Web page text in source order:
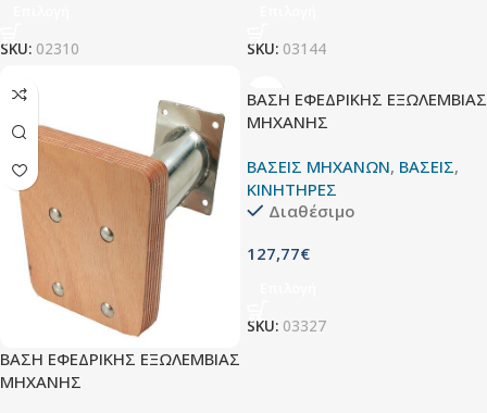
SKU: 02310
SKU: 03144
ΒΑΣΗ ΕΦΕΔΡΙΚΗΣ ΕΞΩΛΕΜΒΙΑΣ
ΜΗΧΑΝΗΣ
ΒΑΣΗ ΕΦΕΔΡΙΚΗΣ ΕΞΩΛΕΜΒΙΑΣ
ΜΗΧΑΝΗΣ
ΒΑΣΕΙΣ ΜΗΧΑΝΩΝ, ΒΑΣΕΙΣ,
ΚΙΝΗΤΗΡΕΣ
Διαθέσιμο
127,77€
SKU: 03327